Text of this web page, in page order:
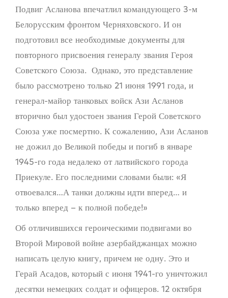
Подвиг Асланова впечатлил командующего 3-м
Белорусским фронтом Черняховского. И он
подготовил все необходимые документы для
повторного присвоения генералу звания Героя
Советского Союза. Однако, это представление
было рассмотрено только 21 июня 1991 года, и
генерал-майор танковых войск Ази Асланов
вторично был удостоен звания Герой Советского
Союза уже посмертно. К сожалению, Ази Асланов
не дожил до Великой победы и погиб в январе
1945-го года недалеко от латвийского города
Приекуле. Его последними словами были: «Я
отвоевался…А танки должны идти вперед… и
только вперед – к полной победе!»
Об отличившихся героическими подвигами во
Второй Мировой войне азербайджанцах можно
написать целую книгу, причем не одну. Это и
Герай Асадов, который с июня 1941-го уничтожил
десятки немецких солдат и офицеров. 12 октября